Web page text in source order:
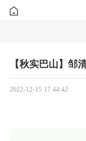
【秋实巴山】邹
2022-12-15 17:44:42